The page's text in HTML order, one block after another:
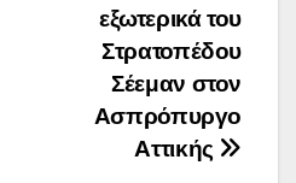
εξωτερικά του
Στρατοπέδου
Σέεμαν στον
Ασπρόπυργο
Αττικής